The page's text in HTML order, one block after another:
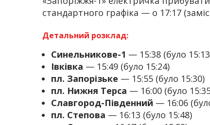
стандартного графіка — о 17:17
Детальний розклад:
Синельникове-1 — 15:38 (було
Івківка — 15:49 (було 15:24)
пл. Запорізьке — 15:55 (було 15:30)
пл. Нижня Терса — 16:00 (було
Славгород-Південний — 16:06
пл. Степова — 16:13 (було 15:48)